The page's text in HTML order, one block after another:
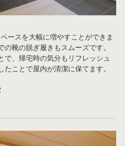
ースを大幅に増やすことができま
靴の脱ぎ履きもスムーズです。
で、帰宅時の気分もリフレッシュ
ことで屋内が清潔に保てます。